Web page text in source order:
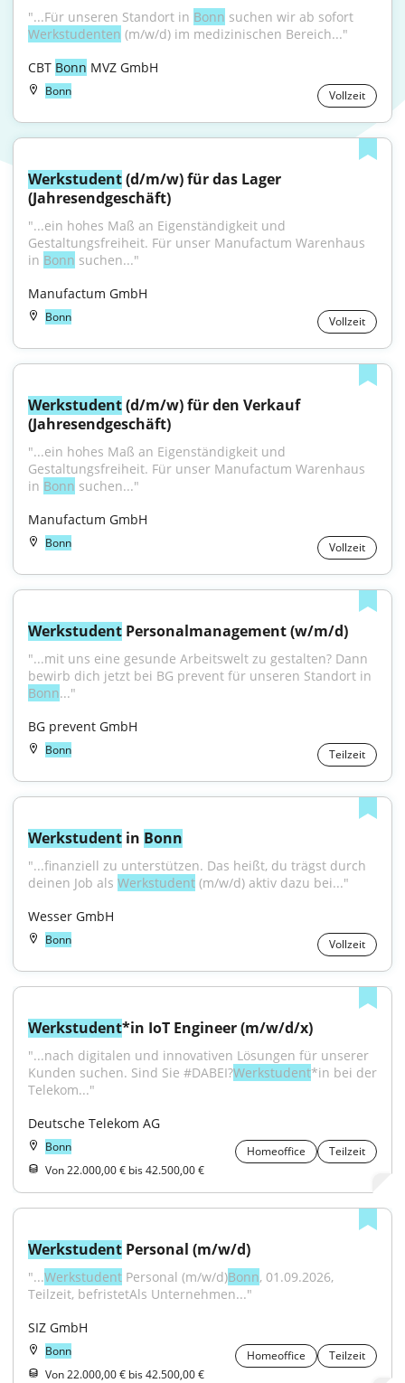
"...Für unseren Standort in Bonn
Werkstudenten (m/w/d) im medizinischen Bereich..."
CBT Bonn MVZ GmbH
Bonn Vollzeit
Werkstudent (d/m/w) für das Lager
(Jahresendgeschäft)
"...ein hohes Maß an Eigenständigkeit und
Gestaltungsfreiheit. Für unser Manufactum Warenhaus
in Bonn suchen..."
Manufactum GmbH
Bonn Vollzeit
Werkstudent (d/m/w) für den Verkauf
(Jahresendgeschäft)
"...ein hohes Maß an Eigenständigkeit und
Gestaltungsfreiheit. Für unser Manufactum Warenhaus
in Bonn suchen..."
Manufactum GmbH
Bonn Vollzeit
Werkstudent Personalmanagement (w/m/d)
"...mit uns eine gesunde Arbeitswelt zu gestalten? Dann
Bonn..."
BG prevent GmbH
Bonn Teilzeit
Werkstudent in Bonn
"...finanziell zu unterstützen. Das heißt, du trägst durch
deinen Job als Werkstudent (m/w/d) aktiv dazu bei..."
Wesser GmbH
Bonn Vollzeit
Werkstudent*in IoT Engineer (m/w/d/x)
"...nach digitalen und innovativen Lösungen für unserer
Kunden suchen. Sind Sie #DABEI?Werkstudent*in bei der
Telekom..."
Deutsche Telekom AG
Bonn Homeoffice
Teilzeit
Von 22.000,00 € bis 42.500,00 €
Werkstudent Personal (m/w/d)
"...Werkstudent Personal (m/w/d)Bonn, 01.09.2026,
Teilzeit, befristetAls Unternehmen..."
SIZ GmbH
Bonn Homeoffice
Teilzeit
Von 22.000,00 € bis 42.500,00 €